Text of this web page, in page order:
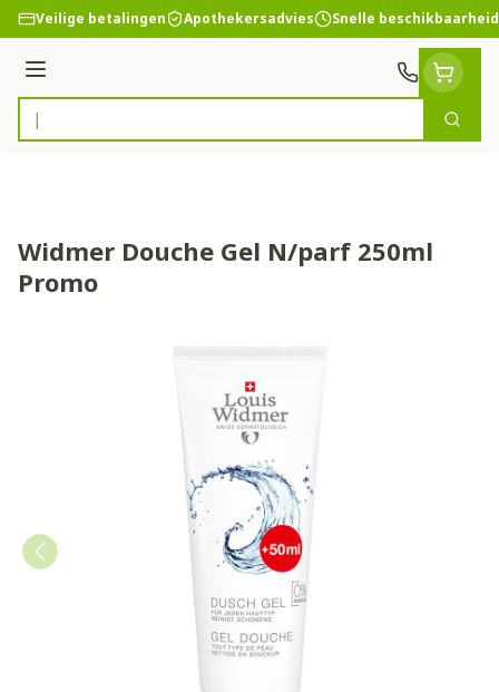
Ga naar de inhoud
Veilige betalingen Apothekersadvies Snelle beschikbaarheid
Menu
Product, merk, categorie...
Zoek
Widmer Douche Gel N/parf 250ml
Promo